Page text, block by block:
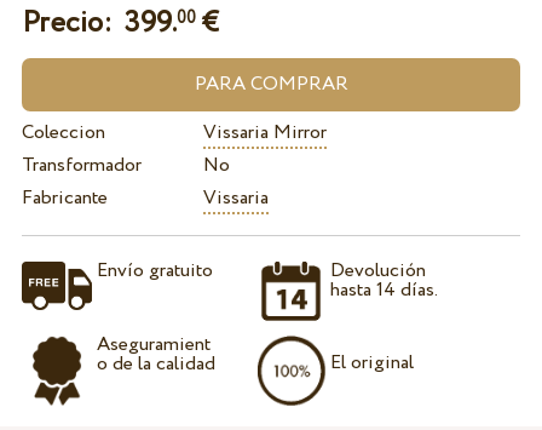
Precio: 399.00€
Coleccion
Vissaria Mirror
Transformador
No
Fabricante
Vissaria
Envío gratuito
Aseguramient
o de la calidad
Devolución
hasta 14 días.
El original